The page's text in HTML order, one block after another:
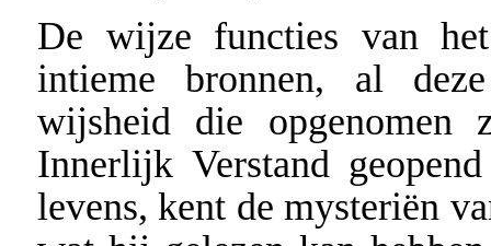
De wijze functies van
intieme bronnen, al
wijsheid die
Innerlijk Verstand
levens, kent de mysteriën